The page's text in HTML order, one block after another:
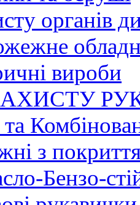
органів
вироби
з
Бензо-